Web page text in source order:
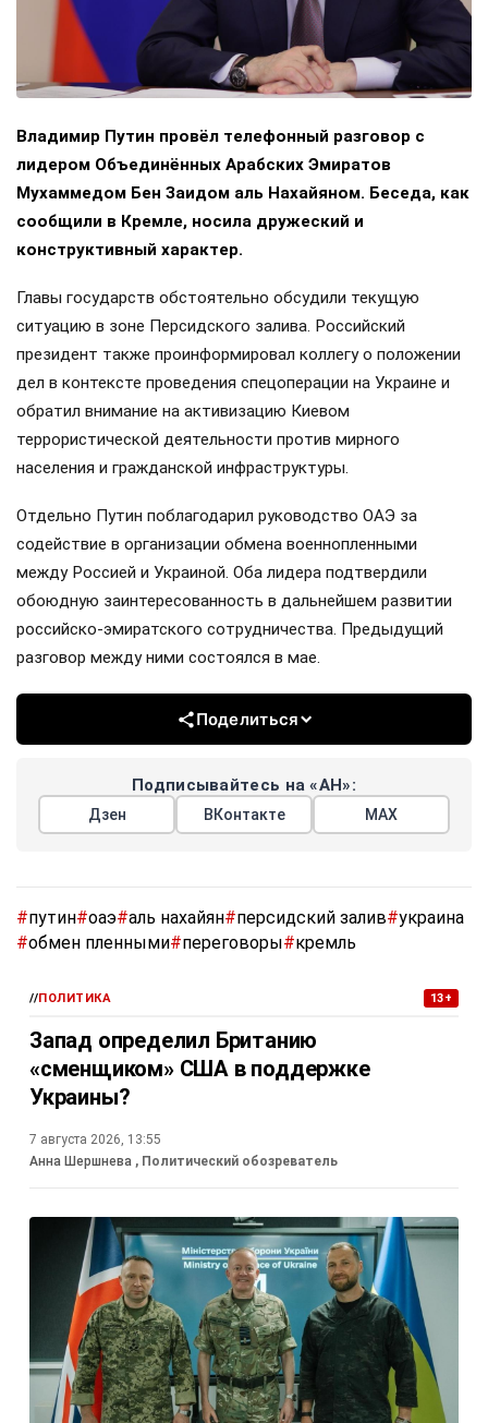
Владимир Путин провёл телефонный разговор с
лидером Объединённых Арабских Эмиратов
Мухаммедом Бен Заидом аль Нахайяном. Беседа, как
сообщили в Кремле, носила дружеский и
конструктивный характер.
Главы государств обстоятельно обсудили текущую
ситуацию в зоне Персидского залива. Российский
президент также проинформировал коллегу о положении
дел в контексте проведения спецоперации на Украине и
обратил внимание на активизацию Киевом
террористической деятельности против мирного
населения и гражданской инфраструктуры.
Отдельно Путин поблагодарил руководство ОАЭ за
содействие в организации обмена военнопленными
между Россией и Украиной. Оба лидера подтвердили
обоюдную заинтересованность в дальнейшем развитии
российско-эмиратского сотрудничества. Предыдущий
разговор между ними состоялся в мае.
Поделиться
Подписывайтесь на «АН»:
Дзен ВКонтакте МАХ
#путин#оаэ#аль нахайян#персидский залив#украина
#обмен пленными#переговоры#кремль
//ПОЛИТИКА 13+
Запад определил Британию
«сменщиком» США в поддержке
Украины?
7 августа 2026, 13:55
Анна Шершнева , Политический обозреватель